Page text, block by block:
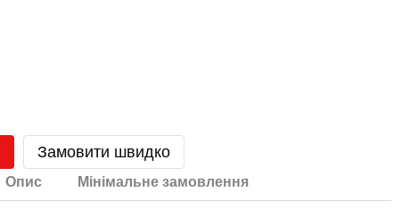
Замовити швидко
Опис Мінімальне замовлення